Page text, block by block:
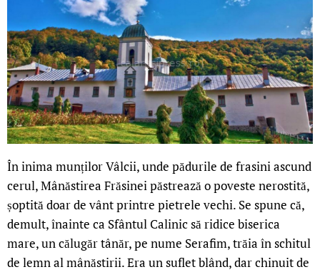
În inima munților Vâlcii, unde pădurile de frasini ascund
cerul, Mânăstirea Frăsinei păstrează o poveste nerostită,
șoptită doar de vânt printre pietrele vechi. Se spune că,
demult, înainte ca Sfântul Calinic să ridice biserica
mare, un călugăr tânăr, pe nume Serafim, trăia în schitul
de lemn al mânăstirii. Era un suflet blând, dar chinuit de